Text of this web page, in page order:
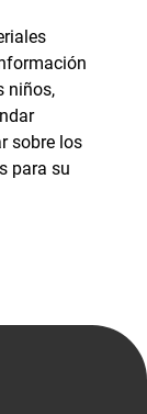
niños,
sobre los
para su